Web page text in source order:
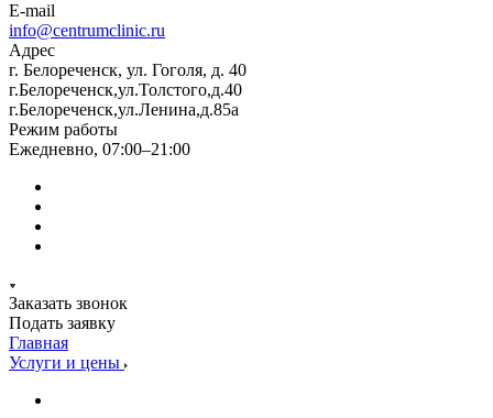
E-mail
info@centrumclinic.ru
Адрес
г. Белореченск, ул. Гоголя, д. 40
г.Белореченск,ул.Толстого,д.40
г.Белореченск,ул.Ленина,д.85а
Режим работы
Ежедневно, 07:00–21:00
Заказать звонок
Подать заявку
Главная
Услуги и цены